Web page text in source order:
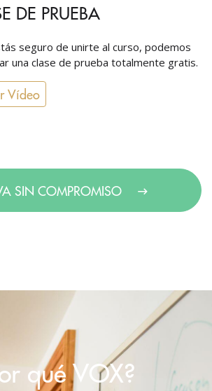
DE PRUEBA
seguro de unirte al curso, podemos
una clase de prueba totalmente gratis.
Vídeo
SIN COMPROMISO
qué VOX?